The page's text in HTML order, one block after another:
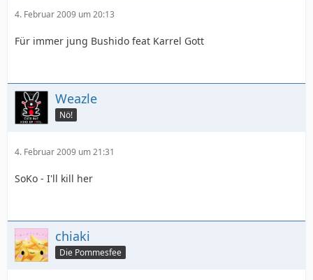
4. Februar 2009 um 20:13
Für immer jung Bushido feat Karrel Gott
Weazle
Nö!
4. Februar 2009 um 21:31
SoKo - I'll kill her
chiaki
Die Pommesfee